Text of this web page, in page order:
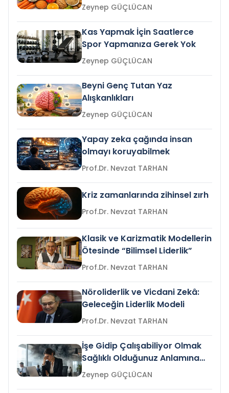
Zeynep GÜÇLÜCAN
Kas Yapmak İçin Saatlerce
Spor Yapmanıza Gerek Yok
Zeynep GÜÇLÜCAN
Beyni Genç Tutan Yaz
Alışkanlıkları
Zeynep GÜÇLÜCAN
Yapay zeka çağında insan
olmayı koruyabilmek
Prof.Dr. Nevzat TARHAN
Kriz zamanlarında zihinsel zırh
Prof.Dr. Nevzat TARHAN
Klasik ve Karizmatik Modellerin
Ötesinde “Bilimsel Liderlik”
Prof.Dr. Nevzat TARHAN
Nöroliderlik ve Vicdani Zekâ:
Geleceğin Liderlik Modeli
Prof.Dr. Nevzat TARHAN
İşe Gidip Çalışabiliyor Olmak
Sağlıklı Olduğunuz Anlamına
Gelir mi?Zeynep GÜÇLÜCAN